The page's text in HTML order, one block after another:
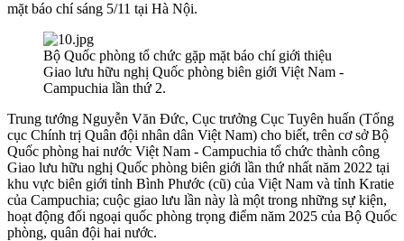
mặt báo chí sáng 5/11 tại Hà Nội.
Bộ Quốc phòng tổ chức gặp mặt báo chí giới thiệu
Giao lưu hữu nghị Quốc phòng biên giới Việt Nam -
Campuchia lần thứ 2.
Trung tướng Nguyễn Văn Đức, Cục trưởng Cục Tuyên huấn (Tổng
cục Chính trị Quân đội nhân dân Việt Nam) cho biết, trên cơ sở Bộ
Quốc phòng hai nước Việt Nam - Campuchia tổ chức thành công
Giao lưu hữu nghị Quốc phòng biên giới lần thứ nhất năm 2022 tại
khu vực biên giới tỉnh Bình Phước (cũ) của Việt Nam và tỉnh Kratie
của Campuchia; cuộc giao lưu lần này là một trong những sự kiện,
hoạt động đối ngoại quốc phòng trọng điểm năm 2025 của Bộ Quốc
phòng, quân đội hai nước.